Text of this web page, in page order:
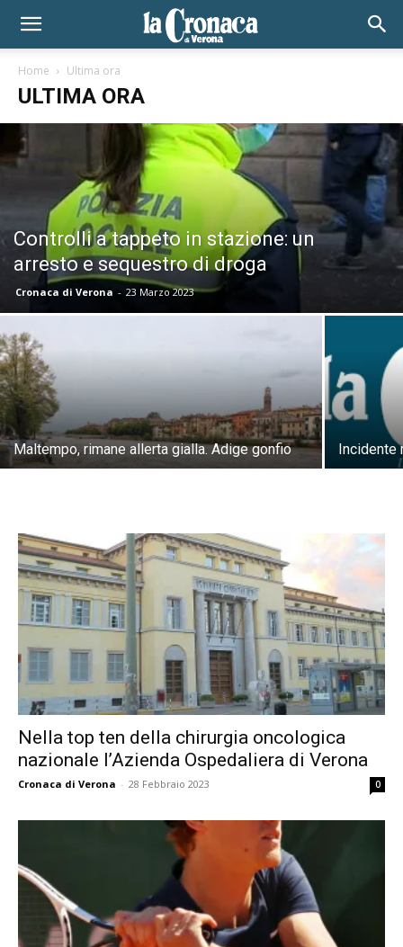
Home Ultima ora
ULTIMA ORA
Controlli a tappeto in stazione: un
arresto e sequestro di droga
Cronaca di Verona - 23 Marzo 2023
Maltempo, rimane allerta gialla. Adige gonfio
Nella top ten della chirurgia oncologica
nazionale l’Azienda Ospedaliera di Verona
Cronaca di Verona - 28 Febbraio 2023 0